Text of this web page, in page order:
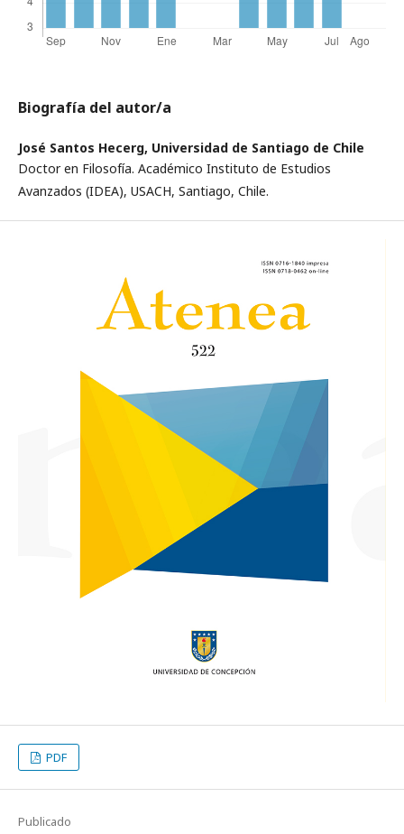
Biografía del autor/a
José Santos Hecerg, Universidad de Santiago de Chile
Doctor en Filosofía. Académico Instituto de Estudios
Avanzados (IDEA), USACH, Santiago, Chile.
PDF
Publicado